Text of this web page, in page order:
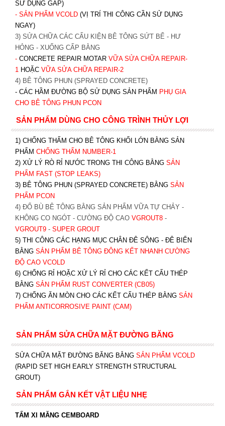
SỬ DỤNG GẤP)
- SẢN PHẨM VCOLD (VỊ TRÍ THI CÔNG CẦN SỬ DỤNG
NGAY)
3) SỬA CHỮA CÁC CẤU KIỆN BÊ TÔNG SỨT BỂ - HƯ
HỎNG - XUỐNG CẤP BẰNG
- CONCRETE REPAIR MOTAR VỮA SỬA CHỮA REPAIR-
1 HOẶC VỮA SỬA CHỮA REPAIR-2
4) BÊ TÔNG PHUN (SPRAYED CONCRETE)
- CÁC HẦM ĐƯỜNG BỘ SỬ DỤNG SẢN PHẨM PHỤ GIA
CHO BÊ TÔNG PHUN PCON
SẢN PHẨM DÙNG CHO CÔNG TRÌNH THỦY LỢI
1) CHỐNG THẤM CHO BÊ TÔNG KHỐI LỚN BẰNG SẢN
PHẨM CHỐNG THẤM NUMBER-1
2) XỬ LÝ RÒ RỈ NƯỚC TRONG THI CÔNG BẰNG SẢN
PHẨM FAST (STOP LEAKS)
3) BÊ TÔNG PHUN (SPRAYED CONCRETE) BẰNG SẢN
PHẨM PCON
4) ĐỔ BÙ BÊ TÔNG BẰNG SẢN PHẨM VỮA TỰ CHẢY -
KHÔNG CO NGÓT - CƯỜNG ĐỘ CAO VGROUT8-
VGROUT9- SUPER GROUT
5) THI CÔNG CÁC HẠNG MỤC CHÂN ĐÊ SÔNG - ĐÊ BIỂN
BẰNG SẢN PHẨM BÊ TÔNG ĐÔNG KẾT NHANH CƯỜNG
ĐỘ CAO VCOLD
6) CHỐNG RỈ HOẶC XỬ LÝ RỈ CHO CÁC KẾT CẤU THÉP
BẰNG SẢN PHẨM RUST CONVERTER (CB05)
7) CHỐNG ĂN MÒN CHO CÁC KẾT CẤU THÉP BẰNG SẢN
PHẨM ANTICORROSIVE PAINT (CAM)
SẢN PHẨM SỬA CHỮA MẶT ĐƯỜNG BĂNG
SỬA CHỮA MẶT ĐƯỜNG BĂNG BẰNG SẢN PHẨM VCOLD
(RAPID SET HIGH EARLY STRENGTH STRUCTURAL
GROUT)
SẢN PHẨM GẮN KẾT VẬT LIỆU NHẸ
TẤM XI MĂNG CEMBOARD